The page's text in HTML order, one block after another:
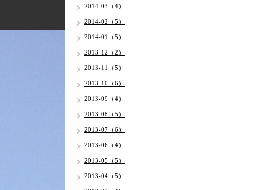
2014-03（4）
2014-02（5）
2014-01（5）
2013-12（2）
2013-11（5）
2013-10（6）
2013-09（4）
2013-08（5）
2013-07（6）
2013-06（4）
2013-05（5）
2013-04（5）